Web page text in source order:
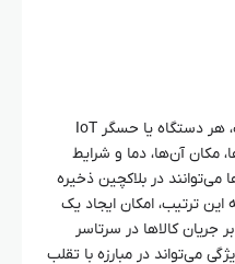
در زنجیره تأمین و صنعت لجستیک، هر دستگاه یا حسگر IoT
مکان آن‌ها، دما و شرایط
در بلاکچین ذخیره
ترتیب، امکان ایجاد یک
کالاها در سرتاسر
می‌تواند در مبارزه با تقلب